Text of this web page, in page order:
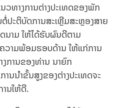
ທາງການຕ່າງປະເທດຂອງພັກ
ປະຕິບັດການສະເຫຼີມສະຫຼອງສາຍ
າມ ໃຫ້ໄດ້ຮັບຜົນດີຕາມ
າມພ້ອມຮອບດ້ານ ໃຫ້ແກ່ການ
ງການຂອງທ່ານ ນາຍົກ
ນຳຂັ້ນສູງຂອງຕ່າງປະເທດຈະ
ານໃຫ້ດີ.